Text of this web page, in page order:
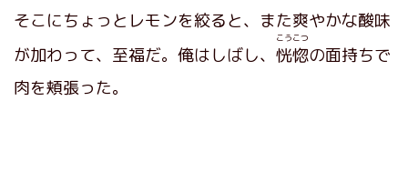
そこにちょっとレモンを絞ると、また爽やかな酸味
が加わって、至福だ。俺はしばし、 恍惚
こうこつ
の面持ちで
肉を頬張った。